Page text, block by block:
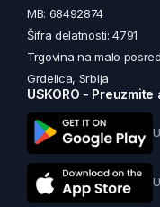
MB: 68492874
Šifra delatnosti: 4791
Trgovina na malo
Grdelica, Srbija
USKORO -